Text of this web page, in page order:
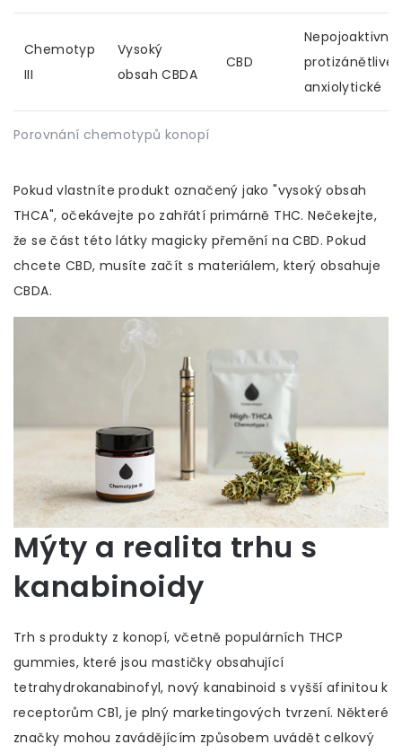
Porovnání chemotypů konopí
Chemotyp
III
Vysoký
obsah CBDA
CBD
Nepojoaktivní,
protizánětlivé,
anxiolytické
Pokud vlastníte produkt označený jako "vysoký obsah
THCA", očekávejte po zahřátí primárně THC. Nečekejte,
že se část této látky magicky přemění na CBD. Pokud
chcete CBD, musíte začít s materiálem, který obsahuje
CBDA.
Mýty a realita trhu s
kanabinoidy
Trh s produkty z konopí, včetně populárních THCP
gummies, které jsoumastičky obsahující
tetrahydrokanabinofyl, nový kanabinoid s vyšší afinitou k
receptorům CB1, je plný marketingových tvrzení. Některé
značky mohou zavádějícím způsobem uvádět celkový